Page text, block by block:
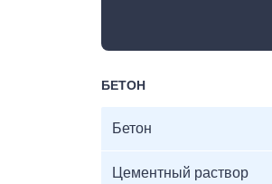
БЕТОН
Бетон
Цементный раствор